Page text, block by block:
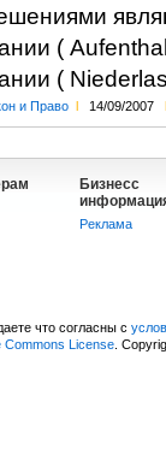
(
(
и Право l 14/09/2007 l
Бизнесс
Реклама
что согласны с
Commons License.